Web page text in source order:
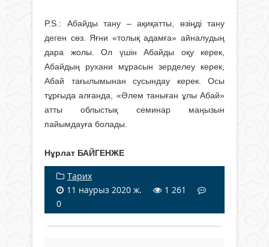
P.S.: Абайды тану – ақиқатты, өзіңді тану
деген сөз. Яғни «толық адамға» айналудың
дара жолы. Ол үшін Абайды оқу керек,
Абайдың рухани мұрасын зерделеу керек,
Абай тағылымынан сусындау керек. Осы
тұрғыда алғанда, «Әлем таныған ұлы Абай»
атты облыстық семинар маңызын
пайымдауға болады.
Нұрлат БАЙГЕНЖЕ
Тарих
11 наурыз 2020 ж.
1 261
0